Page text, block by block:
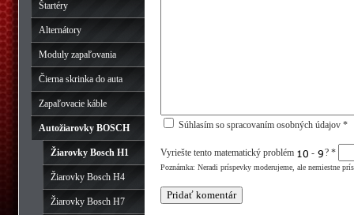
Štartéry
Alternátory
Moduly zapaľovania
Čierna skrinka do auta
Zapaľovacie káble
Autožiarovky BOSCH
Žiarovky Bosch H1
Žiarovky Bosch H4
Žiarovky Bosch H7
Súhlasím so spracovaním osobných údajov *
Vyriešte tento matematický problém - ? *
Poznámka: Neradi príspevky moderujeme, ale nemiestne